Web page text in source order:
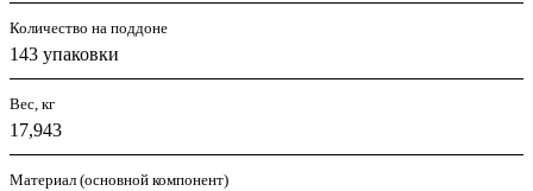
Количество на поддоне
143 упаковки
Вес, кг
17,943
Материал (основной компонент)